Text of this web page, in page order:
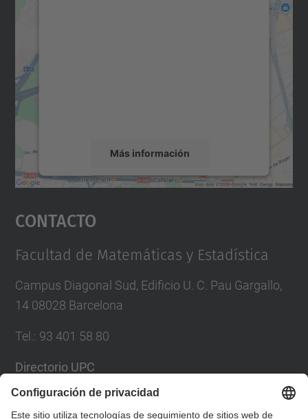
Más información
Aceptar
powered by
Contacto
Facultad de Matemáticas y Estadística
Campus Diagonal Sud, Edificio U. C. Pau Gargallo,
14 08028 Barcelona
Tel. : 93 401 58 80
Directorio UPC
Formulario de contacto